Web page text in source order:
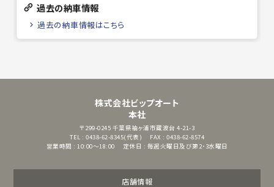
過去の納車情報
過去の納車情報はこちら
株式会社ビップオート
本社
〒299-0245 千葉県袖ヶ浦市蔵波台 4-21-3
TEL : 0438-62-8345(代表)
FAX : 0438-62-8574
営業時間 : 10:00～18:00
定休日 : 毎週火曜日及び第2・3水曜日
店舗情報